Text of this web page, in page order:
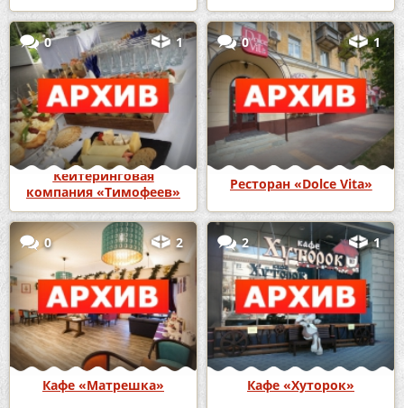
0 1
Кейтеринговая
компания «Тимофеев»
0 1
Ресторан «Dolce Vita»
0 2
Кафе «Матрешка»
2 1
Кафе «Хуторок»